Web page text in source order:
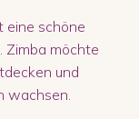
eine schöne
Zimba möchte
und
wachsen.